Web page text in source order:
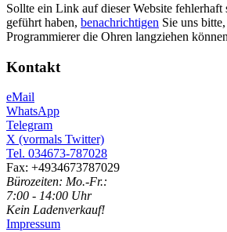
Sollte ein Link auf dieser Website fehlerhaft
geführt haben, benachrichtigen Sie uns
Programmierer die Ohren langziehen
Kontakt
eMail
WhatsApp
Telegram
X (vormals Twitter)
Tel. 034673-787028
Fax: +4934673787029
Bürozeiten: Mo.-Fr.:
7:00 - 14:00 Uhr
Kein Ladenverkauf!
Impressum